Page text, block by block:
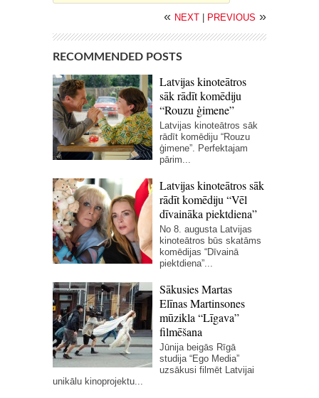
« NEXT | PREVIOUS »
RECOMMENDED POSTS
Latvijas kinoteātros
sāk rādīt komēdiju
“Rouzu ģimene”
Latvijas kinoteātros sāk
rādīt komēdiju “Rouzu
ģimene”. Perfektajam
pārim...
Latvijas kinoteātros sāk
rādīt komēdiju “Vēl
dīvaināka piektdiena”
No 8. augusta Latvijas
kinoteātros būs skatāms
komēdijas “Dīvainā
piektdiena”...
Sākusies Martas
Elīnas Martinsones
mūzikla “Līgava”
filmēšana
Jūnija beigās Rīgā
studija “Ego Media”
uzsākusi filmēt Latvijai
unikālu kinoprojektu...